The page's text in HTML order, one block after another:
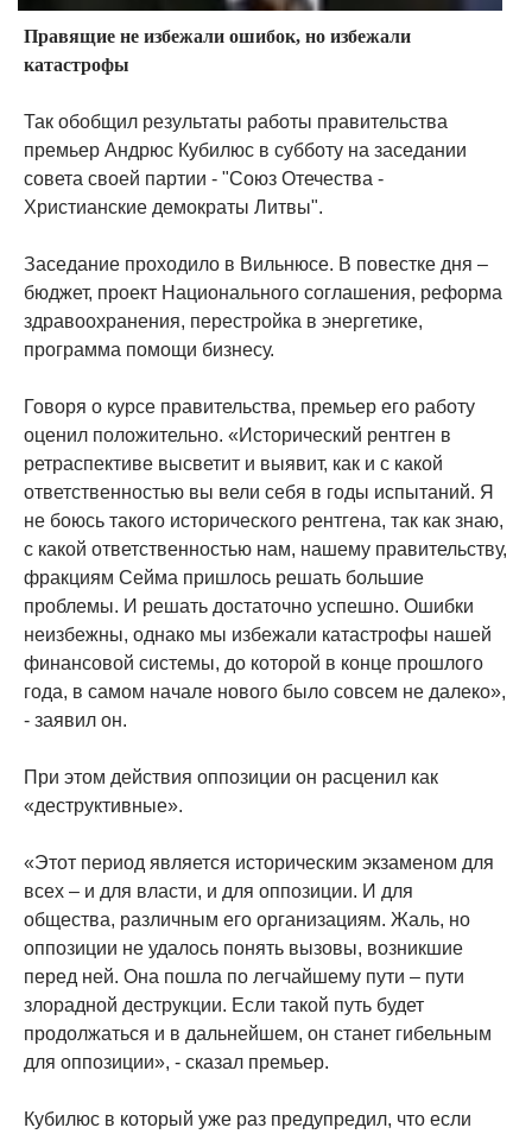
Правящие не избежали ошибок, но избежали
катастрофы
Так обобщил результаты работы правительства
премьер Андрюс Кубилюс в субботу на заседании
совета своей партии - "Союз Отечества -
Христианские демократы Литвы".
Заседание проходило в Вильнюсе. В повестке дня –
бюджет, проект Национального соглашения, реформа
здравоохранения, перестройка в энергетике,
программа помощи бизнесу.
Говоря о курсе правительства, премьер его работу
оценил положительно. «Исторический рентген в
ретраспективе высветит и выявит, как и с какой
ответственностью вы вели себя в годы испытаний. Я
не боюсь такого исторического рентгена, так как знаю,
с какой ответственностью нам, нашему правительству,
фракциям Сейма пришлось решать большие
проблемы. И решать достаточно успешно. Ошибки
неизбежны, однако мы избежали катастрофы нашей
финансовой системы, до которой в конце прошлого
года, в самом начале нового было совсем не далеко»,
- заявил он.
При этом действия оппозиции он расценил как
«деструктивные».
«Этот период является историческим экзаменом для
всех – и для власти, и для оппозиции. И для
общества, различным его организациям. Жаль, но
оппозиции не удалось понять вызовы, возникшие
перед ней. Она пошла по легчайшему пути – пути
злорадной деструкции. Если такой путь будет
продолжаться и в дальнейшем, он станет гибельным
для оппозиции», - сказал премьер.
Кубилюс в который уже раз предупредил, что если